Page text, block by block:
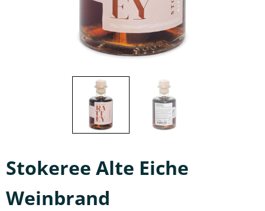
Stokeree Alte Eiche
Weinbrand